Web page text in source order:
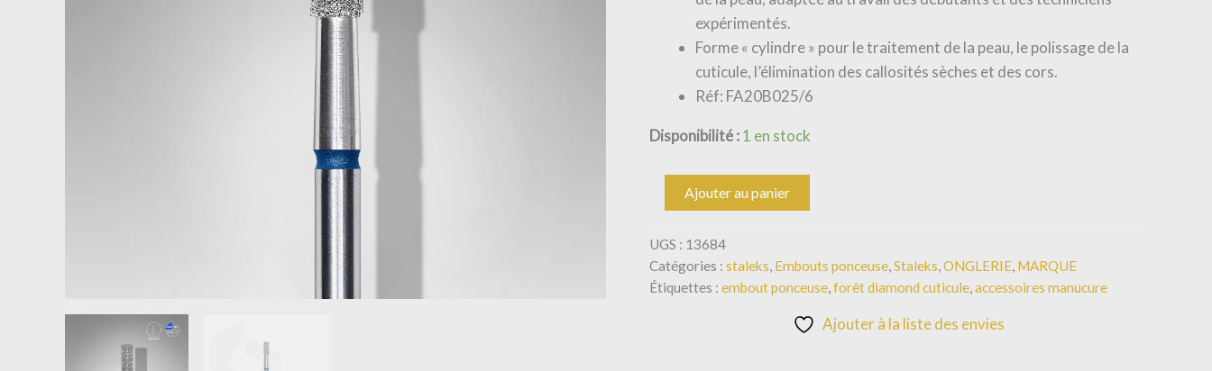
expérimentés.
Forme « cylindre » pour le traitement de la peau, le polissage de la
cuticule, l’élimination des callosités sèches et des cors.
Réf: FA20B025/6
Disponibilité :1 en stock
Active
Ajouter au panier
UGS : 13684
Catégories : staleks, Embouts ponceuse,Staleks,ONGLERIE, MARQUE
Étiquettes : embout ponceuse,forêt diamond cuticule,accessoires manucure
Ajouter à la liste des envies